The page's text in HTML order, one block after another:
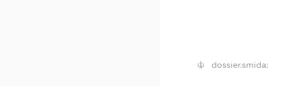
dossier.smida: